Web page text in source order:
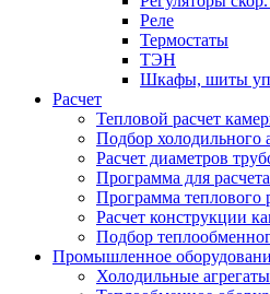
Реле
Термостаты
ТЭН
Шкафы, шиты
Расчет
Тепловой расчет
Подбор холодильного
Расчет диаметров
Программа для
Программа теплового
Расчет конструкции
Подбор
Промышленное
Холодильные агрегаты